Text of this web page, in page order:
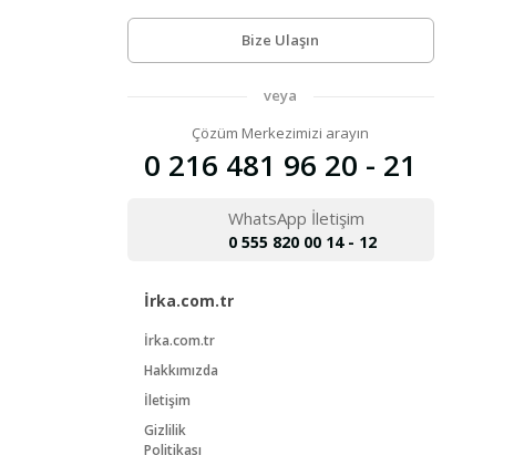
Bize Ulaşın
veya
Çözüm Merkezimizi arayın
0 216 481 96 20 - 21
WhatsApp İletişim
0 555 820 00 14 - 12
İrka.com.tr
İrka.com.tr
Hakkımızda
İletişim
Gizlilik
Politikası